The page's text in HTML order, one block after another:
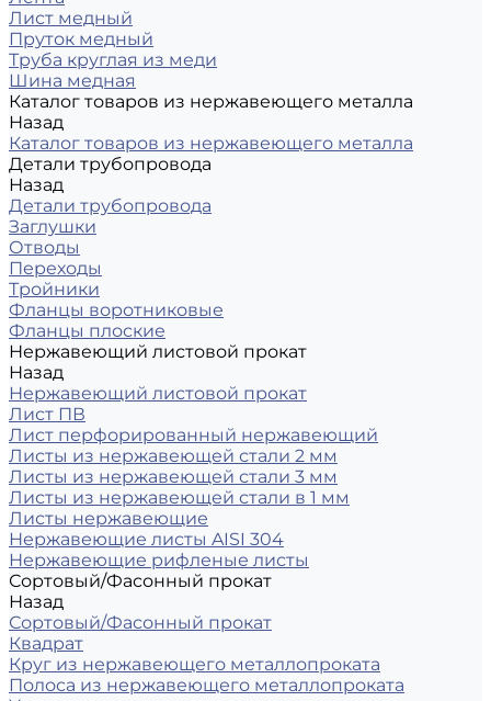
Лист медный
Пруток медный
Труба круглая из меди
Шина медная
Каталог товаров из нержавеющего металла
Назад
Каталог товаров из нержавеющего металла
Детали трубопровода
Назад
Детали трубопровода
Заглушки
Отводы
Переходы
Тройники
Фланцы воротниковые
Фланцы плоские
Нержавеющий листовой прокат
Назад
Нержавеющий листовой прокат
Лист ПВ
Лист перфорированный нержавеющий
Листы из нержавеющей стали 2 мм
Листы из нержавеющей стали 3 мм
Листы из нержавеющей стали в 1 мм
Листы нержавеющие
Нержавеющие листы AISI 304
Нержавеющие рифленые листы
Сортовый/Фасонный прокат
Назад
Сортовый/Фасонный прокат
Квадрат
Круг из нержавеющего металлопроката
Полоса из нержавеющего металлопроката